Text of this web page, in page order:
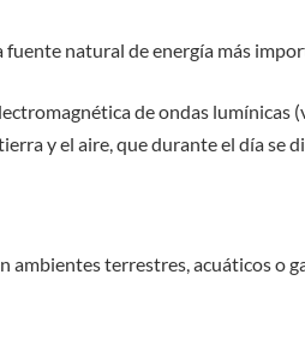
fuente natural de energía más
de ondas
y el aire, que durante el día se
ambientes terrestres, acuáticos o